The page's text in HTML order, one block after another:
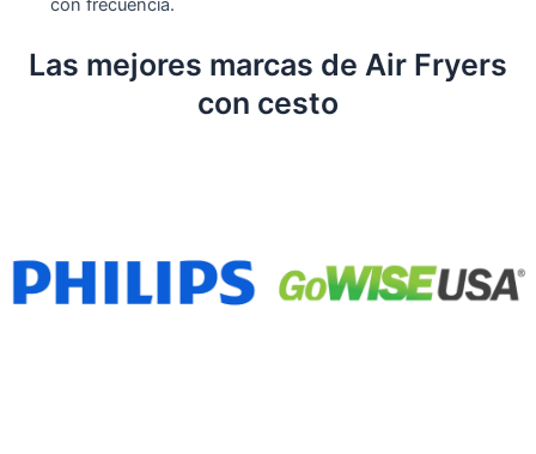
con frecuencia.
Las mejores marcas de Air Fryers
con cesto